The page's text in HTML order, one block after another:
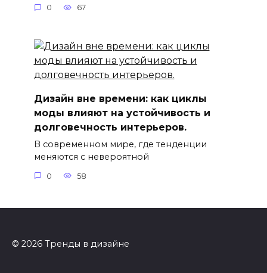
0 67
Дизайн вне времени: как циклы
моды влияют на устойчивость и
долговечность интерьеров.
В современном мире, где тенденции
меняются с невероятной
0 58
© 2026 Тренды в дизайне